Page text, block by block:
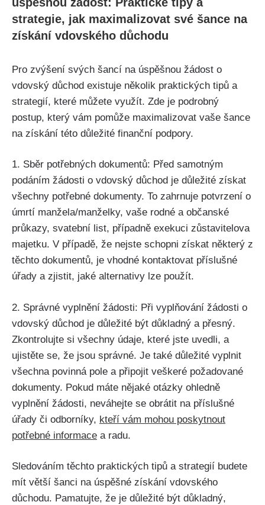
strategie, jak maximalizovat své šance na
získání vdovského důchodu
Pro zvýšení svých šancí na úspěšnou žádost o
vdovský důchod existuje několik praktických tipů a
strategií, které můžete využít. Zde je podrobný
postup, který vám pomůže maximalizovat vaše šance
na získání této důležité finanční podpory.
1. Sběr potřebných dokumentů: Před samotným
podáním žádosti o vdovský důchod je důležité získat
všechny potřebné dokumenty. To zahrnuje potvrzení o
úmrtí manžela/manželky, vaše rodné a občanské
průkazy, svatební list, případně exekuci zůstavitelova
majetku. V případě, že nejste schopni získat některý z
těchto dokumentů, je vhodné kontaktovat příslušné
úřady a zjistit, jaké alternativy lze použít.
2. Správné vyplnění žádosti: Při vyplňování žádosti o
vdovský důchod je důležité být důkladný a přesný.
Zkontrolujte si všechny údaje, které jste uvedli, a
ujistěte se, že jsou správné. Je také důležité vyplnit
všechna povinná pole a připojit veškeré požadované
dokumenty. Pokud máte nějaké otázky ohledně
vyplnění žádosti, neváhejte se obrátit na příslušné
úřady či odborníky, kteří vám mohou poskytnout
potřebné informace a radu.
Sledováním těchto praktických tipů a strategií budete
mít větší šanci na úspěšné získání vdovského
důchodu. Pamatujte, že je důležité být důkladný,